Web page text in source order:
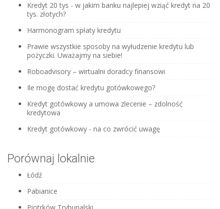
Kredyt 20 tys - w jakim banku najlepiej wziąć kredyt na 20
tys. złotych?
Harmonogram spłaty kredytu
Prawie wszystkie sposoby na wyłudzenie kredytu lub
pożyczki. Uważajmy na siebie!
Roboadvisory – wirtualni doradcy finansowi
Ile mogę dostać kredytu gotówkowego?
Kredyt gotówkowy a umowa zlecenie – zdolność
kredytowa
Kredyt gotówkowy - na co zwrócić uwagę
Porównaj lokalnie
Łódź
Pabianice